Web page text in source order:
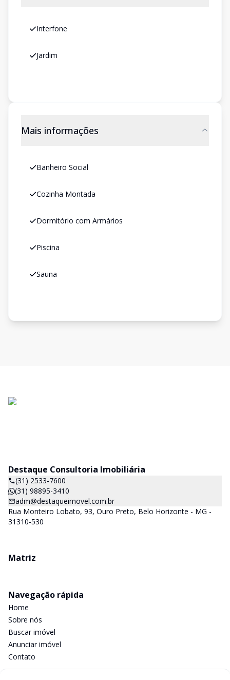
Interfone
Jardim
Mais informações
Banheiro Social
Cozinha Montada
Dormitório com Armários
Piscina
Sauna
Destaque Consultoria Imobiliária
(31) 2533-7600
(31) 98895-3410
adm@destaqueimovel.com.br
Rua Monteiro Lobato, 93, Ouro Preto, Belo Horizonte - MG -
31310-530
Matriz
Navegação rápida
Home
Sobre nós
Buscar imóvel
Anunciar imóvel
Contato